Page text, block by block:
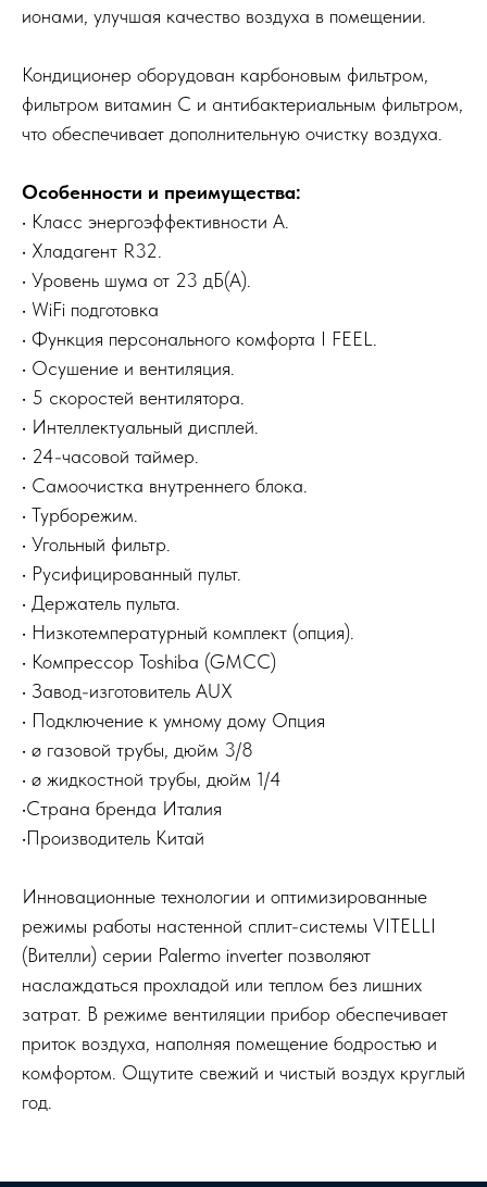
ионами, улучшая качество воздуха в помещении.
Кондиционер оборудован карбоновым фильтром,
фильтром витамин C и антибактериальным фильтром,
что обеспечивает дополнительную очистку воздуха.
Особенности и преимущества:
• Класс энергоэффективности А.
• Хладагент R32.
• Уровень шума от 23 дБ(А).
• WiFi подготовка
• Функция персонального комфорта I FEEL.
• Осушение и вентиляция.
• 5 скоростей вентилятора.
• Интеллектуальный дисплей.
• 24-часовой таймер.
• Самоочистка внутреннего блока.
• Турборежим.
• Угольный фильтр.
• Русифицированный пульт.
• Держатель пульта.
• Низкотемпературный комплект (опция).
• Компрессор Toshiba (GMCC)
• Завод-изготовитель AUX
• Подключение к умному дому Опция
• ø газовой трубы, дюйм 3/8
• ø жидкостной трубы, дюйм 1/4
•Страна бренда Италия
•Производитель Китай
Инновационные технологии и оптимизированные
режимы работы настенной сплит-системы VITELLI
(Вителли) серии Palermo inverter позволяют
наслаждаться прохладой или теплом без лишних
затрат. В режиме вентиляции прибор обеспечивает
приток воздуха, наполняя помещение бодростью и
комфортом. Ощутите свежий и чистый воздух круглый
год.